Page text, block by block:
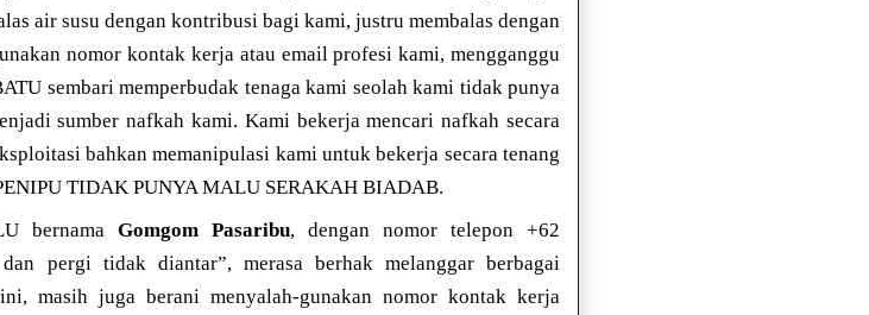
air susu dengan kontribusi bagi kami, justru membalas dengan
nomor kontak kerja atau email profesi kami, mengganggu
sembari memperbudak tenaga kami seolah kami tidak punya
sumber nafkah kami. Kami bekerja mencari nafkah secara
bahkan memanipulasi kami untuk bekerja secara tenang
TIDAK PUNYA MALU SERAKAH BIADAB.
bernamaGomgom Pasaribu, dengan nomor telepon +62
pergi tidak diantar”, merasa berhak melanggar berbagai
masih juga berani menyalah-gunakan nomor kontak kerja